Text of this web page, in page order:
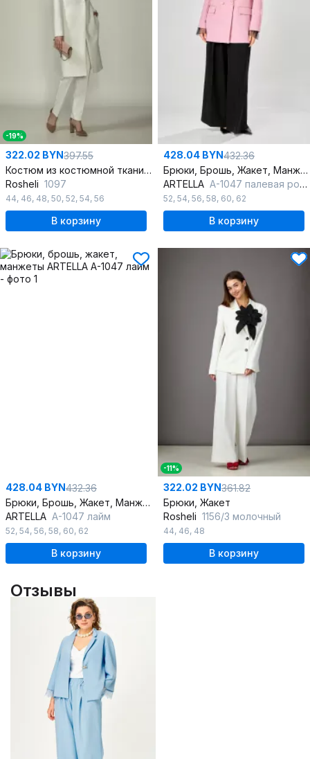
-19%
322.02 BYN397.55
Костюм из костюмной ткани с пионом и поясом белый
Rosheli 1097
44, 46, 48, 50, 52, 54, 56
В корзину
428.04 BYN432.36
Брюки, Брошь, Жакет, Манжеты
ARTELLA А-1047 палевая роза+черный
52, 54, 56, 58, 60, 62
В корзину
428.04 BYN432.36
Брюки, Брошь, Жакет, Манжеты
ARTELLA А-1047 лайм
52, 54, 56, 58, 60, 62
В корзину
-11%
322.02 BYN361.82
Брюки, Жакет
Rosheli 1156/3 молочный
44, 46, 48
В корзину
Отзывы